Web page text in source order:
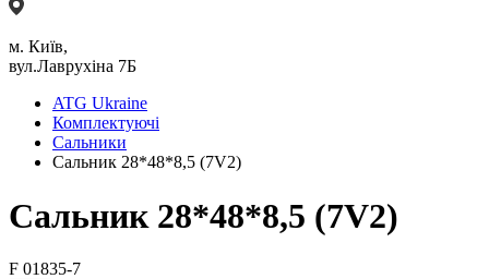
м. Київ,
вул.Лаврухіна 7Б
ATG Ukraine
Комплектуючі
Сальники
Сальник 28*48*8,5 (7V2)
Сальник 28*48*8,5 (7V2)
F 01835-7